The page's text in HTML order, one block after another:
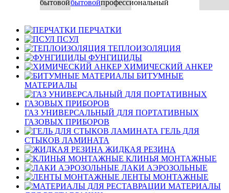
бытовой
ПЕРЧАТКИ
ПСУЛ
ТЕПЛОИЗОЛЯЦИЯ
ФУНГИЦИДЫ
ХИМИЧЕСКИЙ АНКЕР
БИТУМНЫЕ
МАТЕРИАЛЫ
ГАЗ УНИВЕРСАЛЬНЫЙ ДЛЯ ПОРТАТИВНЫХ
ГАЗОВЫХ ПРИБОРОВ
ГЕЛЬ ДЛЯ
СТЫКОВ ЛАМИНАТА
ЖИДКАЯ РЕЗИНА
КЛИНЬЯ МОНТАЖНЫЕ
ЛАКИ АЭРОЗОЛЬНЫЕ
ЛЕНТЫ МОНТАЖНЫЕ
МАТЕРИАЛЫ